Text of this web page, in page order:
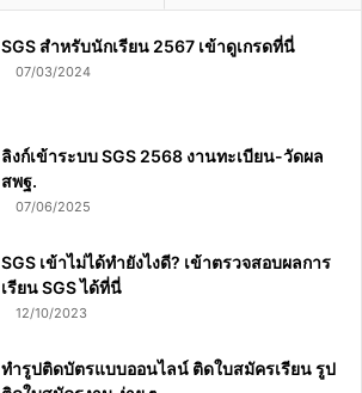
SGS สําหรับนักเรียน 2567 เข้าดูเกรดที่นี่
07/03/2024
ลิงก์เข้าระบบ SGS 2568 งานทะเบียน-วัดผล
สพฐ.
07/06/2025
SGS เข้าไม่ได้ทำยังไงดี? เข้าตรวจสอบผลการ
เรียน SGS ได้ที่นี่
12/10/2023
ทำรูปติดบัตรแบบออนไลน์ ติดใบสมัครเรียน รูป